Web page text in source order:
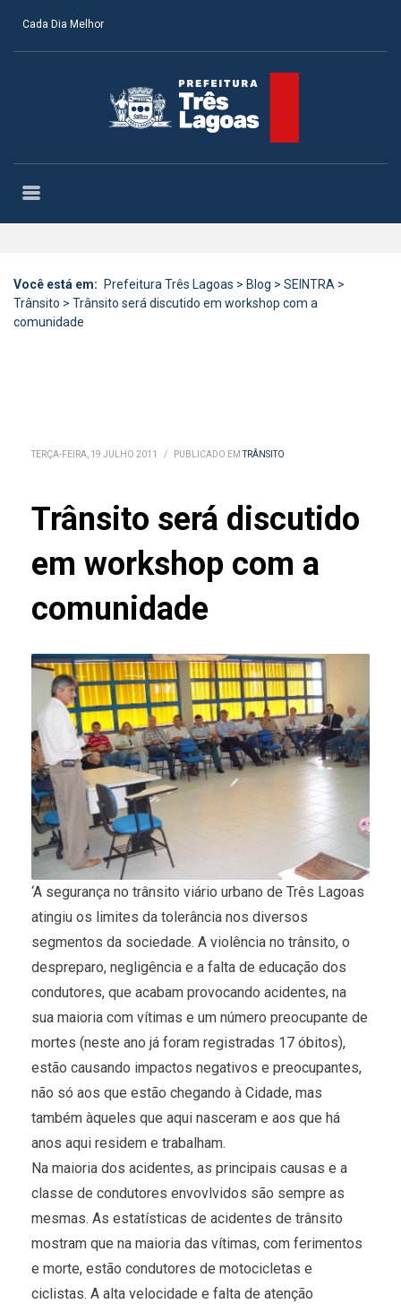
Cada Dia Melhor
Você está em: Prefeitura Três Lagoas > Blog > SEINTRA >
Trânsito > Trânsito será discutido em workshop com a
comunidade
TERÇA-FEIRA, 19 JULHO 2011 / PUBLICADO EMTRÂNSITO
Trânsito será discutido
em workshop com a
comunidade
‘A segurança no trânsito viário urbano de Três Lagoas
atingiu os limites da tolerância nos diversos
segmentos da sociedade. A violência no trânsito, o
despreparo, negligência e a falta de educação dos
condutores, que acabam provocando acidentes, na
sua maioria com vítimas e um número preocupante de
mortes (neste ano já foram registradas 17 óbitos),
estão causando impactos negativos e preocupantes,
não só aos que estão chegando à Cidade, mas
também àqueles que aqui nasceram e aos que há
anos aqui residem e trabalham.
Na maioria dos acidentes, as principais causas e a
classe de condutores envovlvidos são sempre as
mesmas. As estatísticas de acidentes de trânsito
mostram que na maioria das vítimas, com ferimentos
e morte, estão condutores de motocicletas e
ciclistas. A alta velocidade e falta de atenção